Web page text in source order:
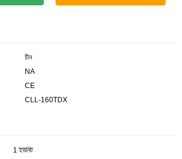
চীন
NA
CE
CLL-160TDX
1 ইউনিট